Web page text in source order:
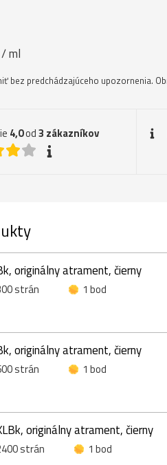
ml
bez predchádzajúceho upozornenia.
4,0od3 zákazníkov
originálny atrament, čierny
strán
1 bod
originálny atrament, čierny
strán
1 bod
originálny atrament, čierny
strán
1 bod